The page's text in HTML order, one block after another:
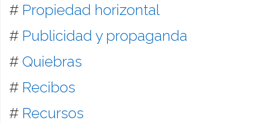
# Propiedad horizontal
# Publicidad y propaganda
# Quiebras
# Recibos
# Recursos